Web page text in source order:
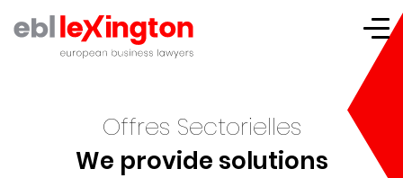
Offres Sectorielles
We provide solutions